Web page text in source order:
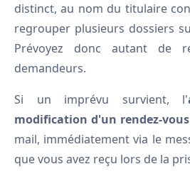
distinct, au nom du titulaire
regrouper plusieurs dossiers
Prévoyez donc autant de
demandeurs.
Si un imprévu survient, l'
modification d'un rendez-vous
mail, immédiatement via le
que vous avez reçu lors de la